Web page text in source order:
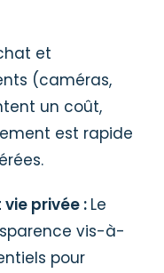
et
(caméras,
un coût,
est rapide
privée : Le
vis-à-
pour